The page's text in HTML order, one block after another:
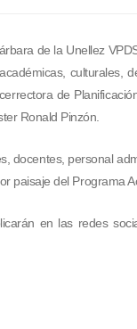
de la Unellez
culturales,
de
Ronald Pinzón.
docentes, personal
paisaje del Programa
en las redes